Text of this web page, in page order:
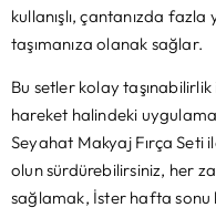
kullanışlı, çantanızda
taşımanıza olanak sağlar.
Bu setler kolay taşınabilirlik
hareket halindeki
Seyahat Makyaj Fırça Seti
olun sürdürebilirsiniz, her
sağlamak, İster hafta sonu